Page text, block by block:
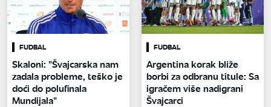
FUDBAL
Skaloni: "Švajcarska nam
zadala probleme, teško je
doći do polufinala
Mundijala"
FUDBAL
Argentina korak bliže
borbi za odbranu titule: Sa
igračem više nadigrani
Švajcarci